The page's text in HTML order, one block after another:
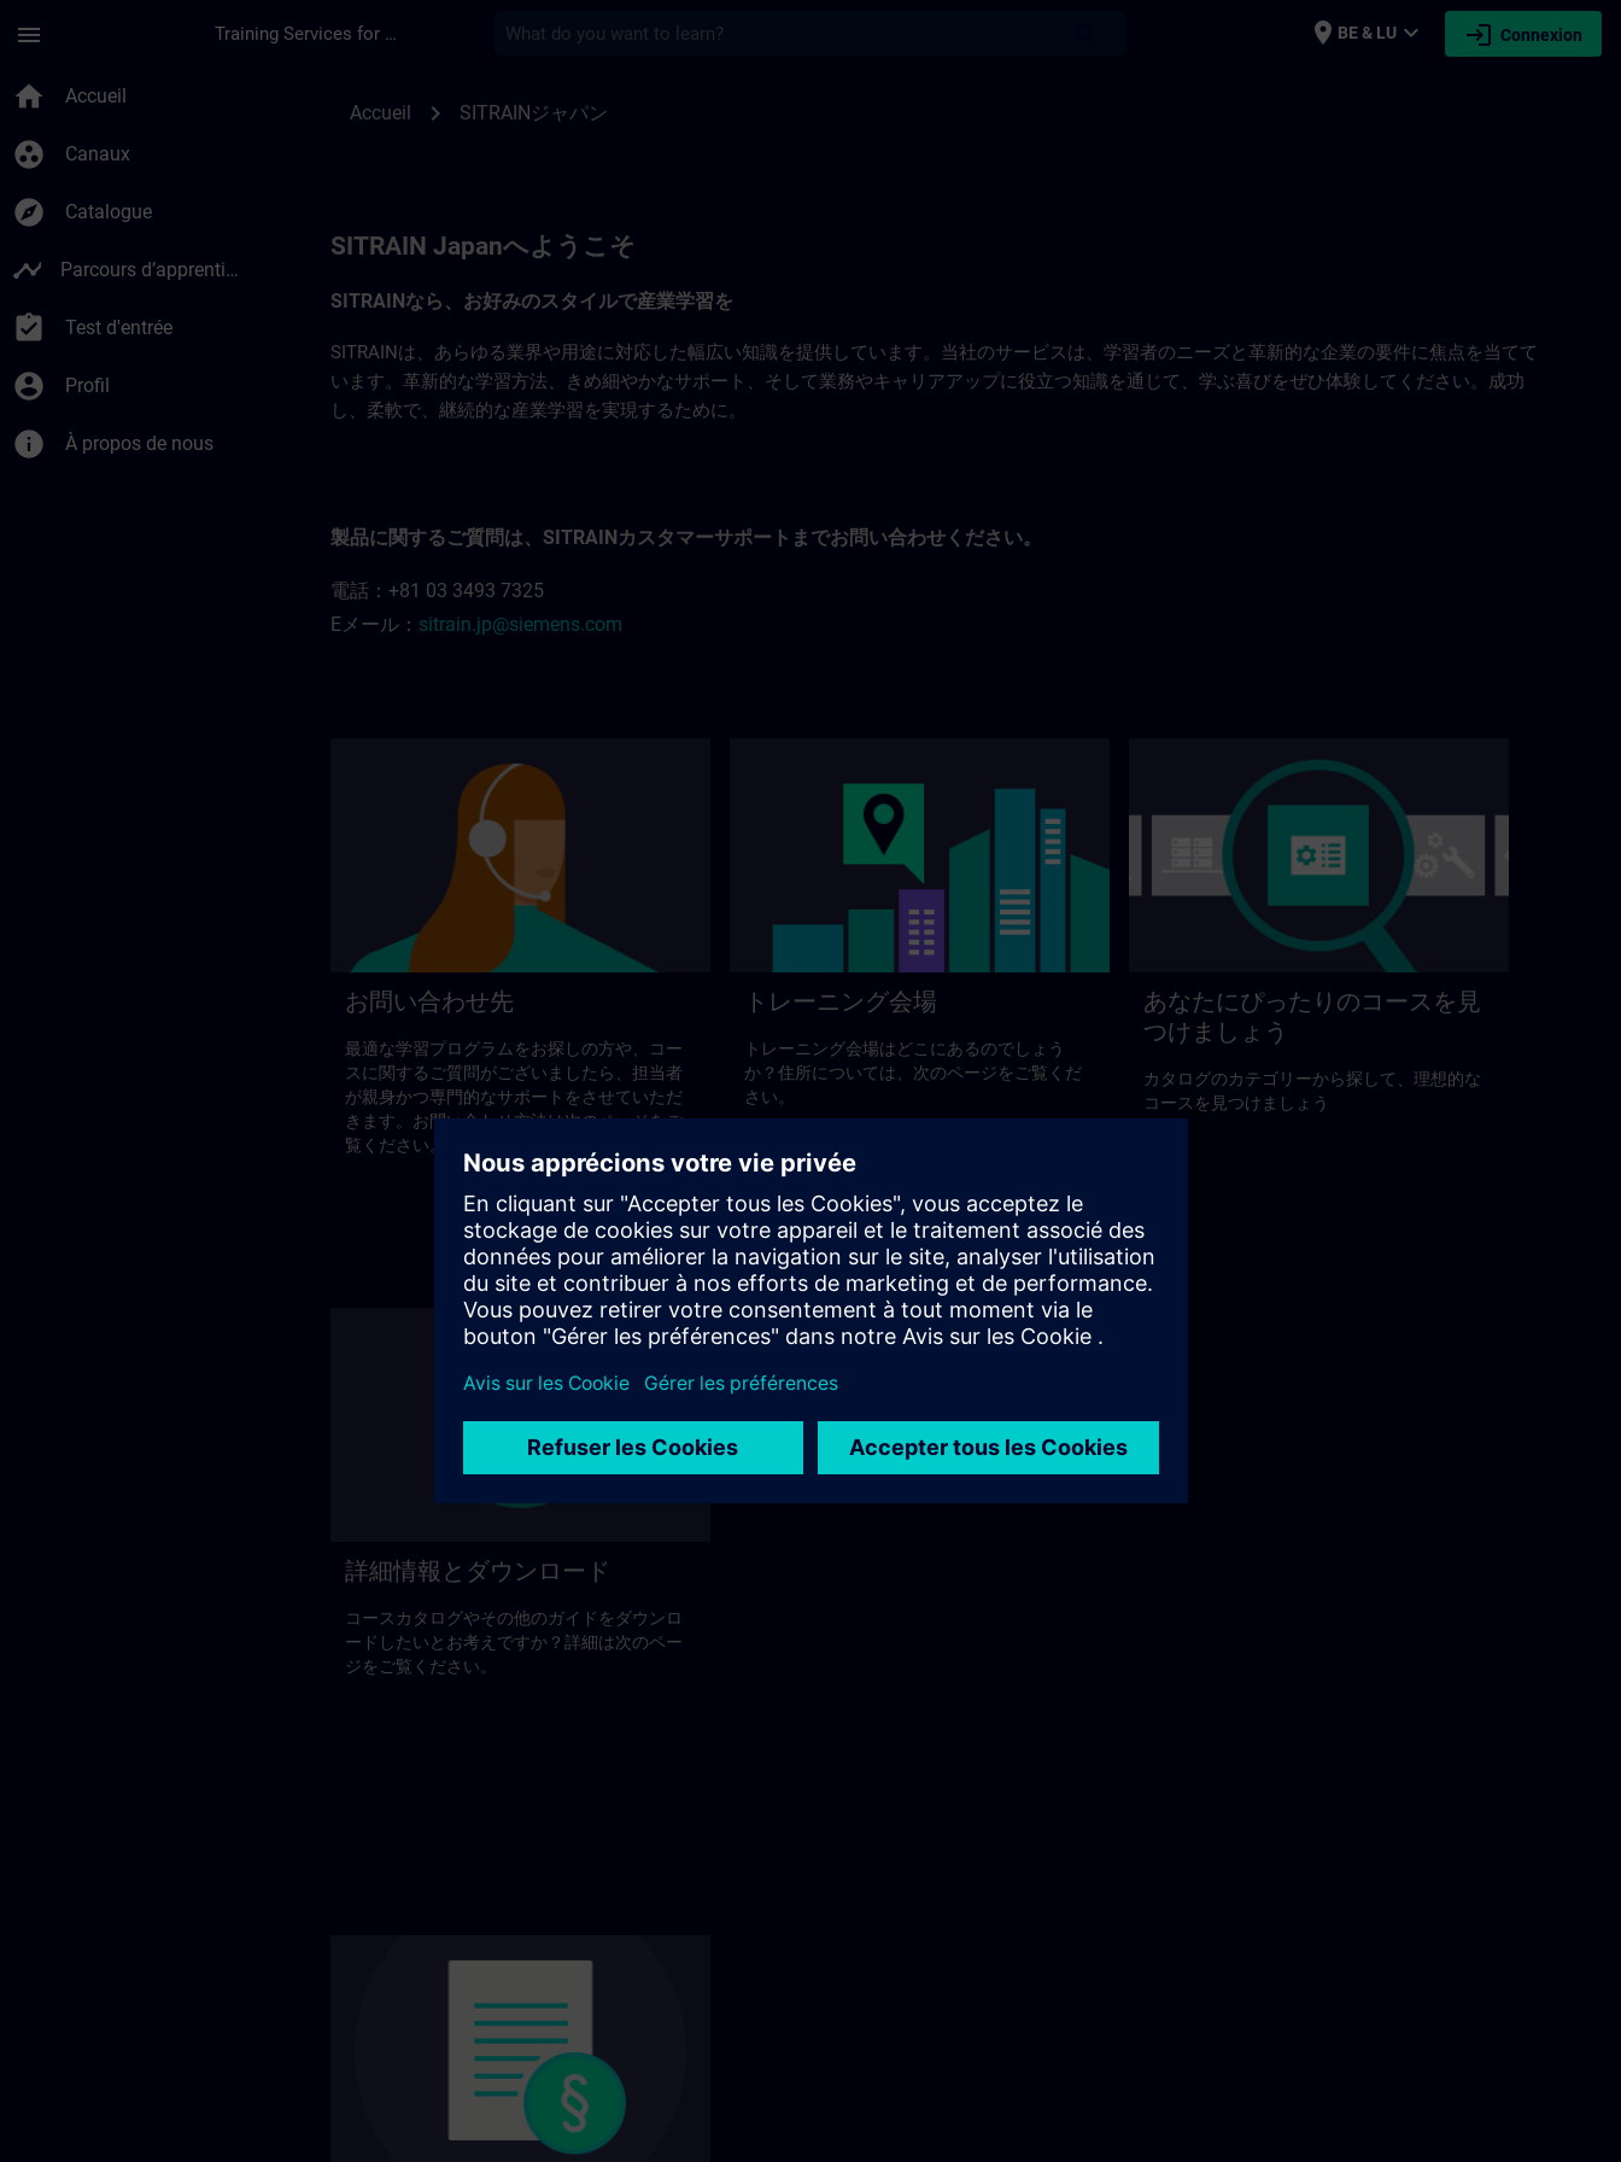
menu Training Services for Digital Industries place BE & LU expand_more login Connexion
home Accueil
group_work Canaux
explore Catalogue
timeline Parcours d’apprentissage
assignment_turned_in Test d'entrée
account_circle Profil
info À propos de nous
Accueil chevron_right SITRAINジャパン
SITRAIN Japanへようこそ
SITRAINなら、お好みのスタイルで産業学習を
SITRAINは、あらゆる業界や用途に対応した幅広い知識を提供しています。当社のサービスは、学習者のニーズと革新的な企業の要件に焦点を当てて
います。革新的な学習方法、きめ細やかなサポート、そして業務やキャリアアップに役立つ知識を通じて、学ぶ喜びをぜひ体験してください。成功
し、柔軟で、継続的な産業学習を実現するために。
製品に関するご質問は、SITRAINカスタマーサポートまでお問い合わせください。
電話：+81 03 3493 7325
Eメール： sitrain.jp@siemens.com
お問い合わせ先
最適な学習プログラムをお探しの方や、コー
スに関するご質問がございましたら、担当者
が親身かつ専門的なサポートをさせていただ
きます。お問い合わせ方法は次のページをご
覧ください。
トレーニング会場
トレーニング会場はどこにあるのでしょう
か？住所については、次のページをご覧くだ
さい。
あなたにぴったりのコースを見
つけましょう
カタログのカテゴリーから探して、理想的な
コースを見つけましょう
詳細情報とダウンロード
コースカタログやその他のガイドをダウンロ
ードしたいとお考えですか？詳細は次のペー
ジをご覧ください。